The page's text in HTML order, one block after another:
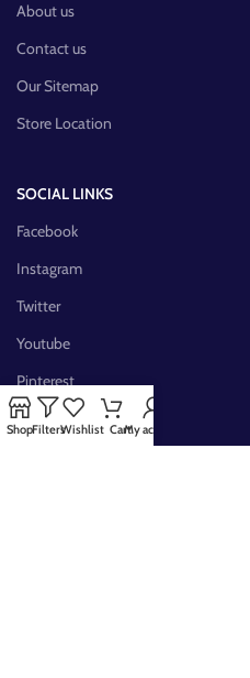
About us
Contact us
Our Sitemap
Store Location
SOCIAL LINKS
Facebook
Instagram
Twitter
Youtube
Pinterest
FB Group
ShopFiltersWishlist CartMy account